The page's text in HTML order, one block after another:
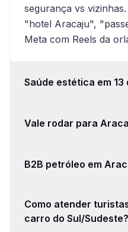
segurança vs
"hotel Aracaju",
Meta com Reels da
Saúde estética em
Vale rodar para
B2B petróleo em
Como atender
carro do Sul/Sudeste?